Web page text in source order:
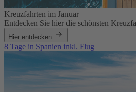
Kreuzfahrten im Januar
Entdecken Sie hier die schönsten
Hier entdecken
8 Tage in Spanien inkl. Flug